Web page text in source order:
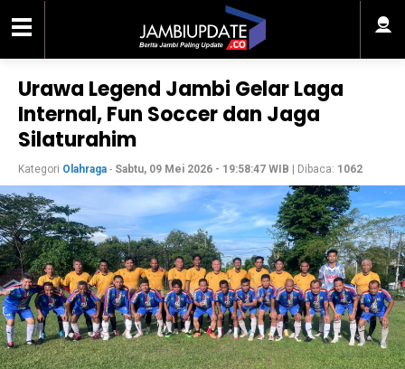
Urawa Legend Jambi Gelar Laga
Internal, Fun Soccer dan Jaga
Silaturahim
Kategori Olahraga - Sabtu, 09 Mei 2026 - 19:58:47 WIB | Dibaca: 1062